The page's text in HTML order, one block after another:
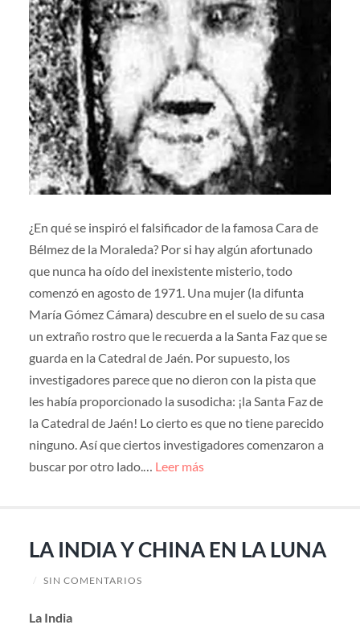
¿En qué se inspiró el falsificador de la famosa Cara de
Bélmez de la Moraleda? Por si hay algún afortunado
que nunca ha oído del inexistente misterio, todo
comenzó en agosto de 1971. Una mujer (la difunta
María Gómez Cámara) descubre en el suelo de su casa
un extraño rostro que le recuerda a la Santa Faz que se
guarda en la Catedral de Jaén. Por supuesto, los
investigadores parece que no dieron con la pista que
les había proporcionado la susodicha: ¡la Santa Faz de
la Catedral de Jaén! Lo cierto es que no tiene parecido
ninguno. Así que ciertos investigadores comenzaron a
buscar por otro lado.… Leer más
LA INDIA Y CHINA EN LA LUNA
/ SIN COMENTARIOS
La India